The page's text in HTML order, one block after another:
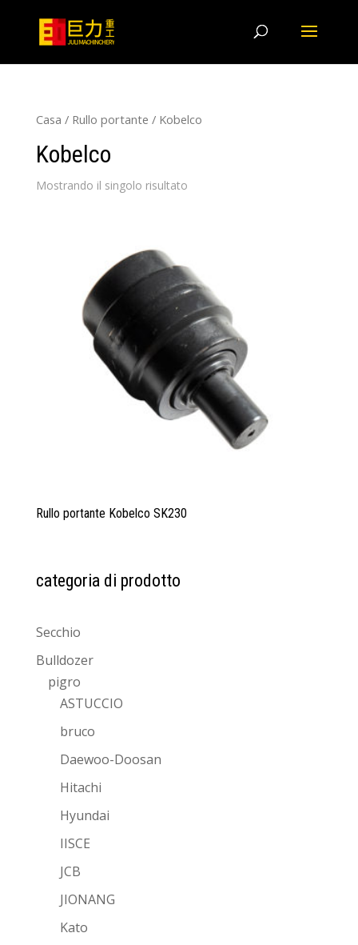
Casa / Rullo portante / Kobelco
Kobelco
Mostrando il singolo risultato
Rullo portante Kobelco SK230
categoria di prodotto
Secchio
Bulldozer
pigro
ASTUCCIO
bruco
Daewoo-Doosan
Hitachi
Hyundai
IISCE
JCB
JIONANG
Kato